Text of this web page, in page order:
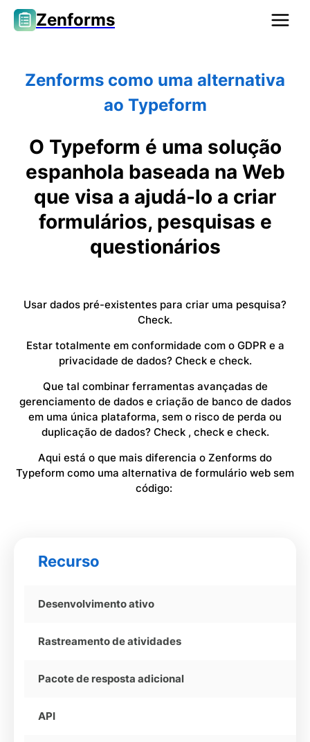
Zenforms
Zenforms como uma alternativa
ao Typeform
O Typeform é uma solução
espanhola baseada na Web
que visa a ajudá-lo a criar
formulários, pesquisas e
questionários
Usar dados pré-existentes para criar uma pesquisa?
Check.
Estar totalmente em conformidade com o GDPR e a
privacidade de dados? Check e check.
Que tal combinar ferramentas avançadas de
gerenciamento de dados e criação de banco de dados
em uma única plataforma, sem o risco de perda ou
duplicação de dados? Check , check e check.
Aqui está o que mais diferencia o Zenforms do
Typeform como uma alternativa de formulário web sem
código:
Recurso
Desenvolvimento ativo
Rastreamento de atividades
Pacote de resposta adicional
API